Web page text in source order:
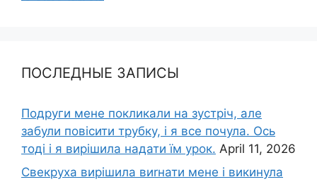
ПОСЛЕДНЫЕ ЗАПИСЫ
Подруги мене покликали на зустріч, але
забули повісити трубку, і я все почула. Ось
тоді і я вирішила надати їм урок. April 11, 2026
Свекруха вирішила виrнати мене і викинула